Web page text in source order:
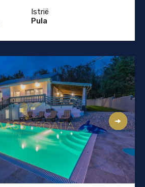
Istrië
Pula